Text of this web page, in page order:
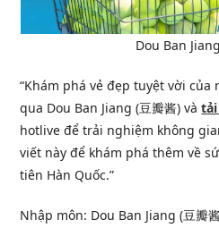
Dou Ban
“Khám phá vẻ đẹp tuyệt vời của
qua Dou Ban Jiang (豆瓣酱) và
hotlive để trải nghiệm không
viết này để khám phá thêm về
tiên Hàn Quốc.”
Nhập môn: Dou Ban Jiang (豆瓣